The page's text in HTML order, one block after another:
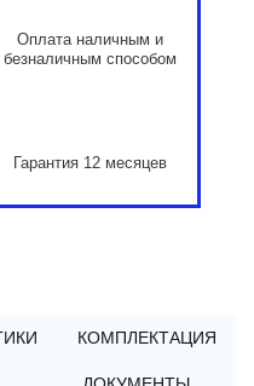
Оплата наличным и
безналичным способом
Гарантия 12 месяцев
КОМПЛЕКТАЦИЯ